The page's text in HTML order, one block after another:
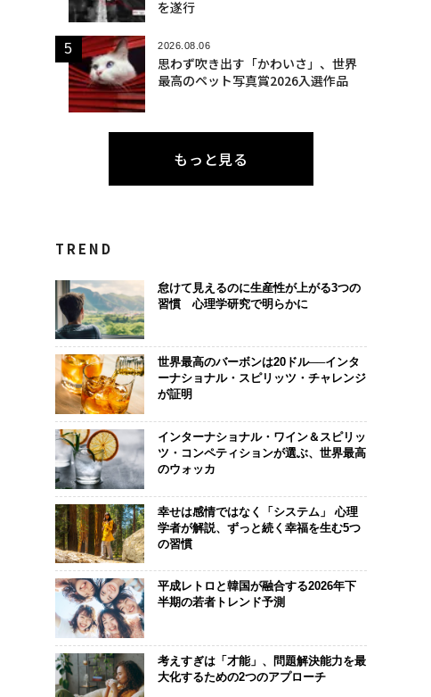
を遂行
2026.08.06
思わず吹き出す「かわいさ」、世界
最高のペット写真賞2026入選作品
もっと見る
TREND
怠けて見えるのに生産性が上がる3つの
習慣 心理学研究で明らかに
世界最高のバーボンは20ドル──インタ
ーナショナル・スピリッツ・チャレンジ
が証明
インターナショナル・ワイン＆スピリッ
ツ・コンペティションが選ぶ、世界最高
のウォッカ
幸せは感情ではなく「システム」 心理
学者が解説、ずっと続く幸福を生む5つ
の習慣
平成レトロと韓国が融合する2026年下
半期の若者トレンド予測
考えすぎは「才能」、問題解決能力を最
大化するための2つのアプローチ